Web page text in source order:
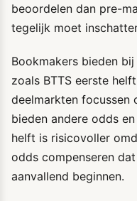
beoordelen dan pre-
tegelijk moet
Bookmakers bieden
zoals BTTS eerste
deelmarkten focussen
bieden andere odds
helft is risicovoller
odds compenseren
aanvallend beginnen.